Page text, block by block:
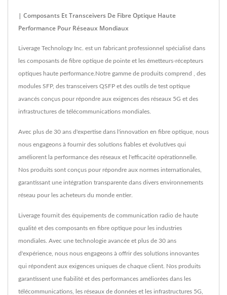
| Composants Et Transceivers De Fibre Optique Haute
Performance Pour Réseaux Mondiaux
Liverage Technology Inc. est un fabricant professionnel spécialisé dans
les composants de fibre optique de pointe et les émetteurs-récepteurs
optiques haute performance.Notre gamme de produits comprend , des
modules SFP, des transceivers QSFP et des outils de test optique
avancés conçus pour répondre aux exigences des réseaux 5G et des
infrastructures de télécommunications mondiales.
Avec plus de 30 ans d'expertise dans l'innovation en fibre optique, nous
nous engageons à fournir des solutions fiables et évolutives qui
améliorent la performance des réseaux et l'efficacité opérationnelle.
Nos produits sont conçus pour répondre aux normes internationales,
garantissant une intégration transparente dans divers environnements
réseau pour les acheteurs du monde entier.
Liverage fournit des équipements de communication radio de haute
qualité et des composants en fibre optique pour les industries
mondiales. Avec une technologie avancée et plus de 30 ans
d'expérience, nous nous engageons à offrir des solutions innovantes
qui répondent aux exigences uniques de chaque client. Nos produits
garantissent une fiabilité et des performances améliorées dans les
télécommunications, les réseaux de données et les infrastructures 5G,